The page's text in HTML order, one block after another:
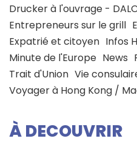
Drucker à l'ouvrage -
Entrepreneurs sur le grill
Expatrié et citoyen Infos
Minute de l'Europe News
Trait d'Union Vie
Voyager à Hong Kong /
À DECOUVRIR